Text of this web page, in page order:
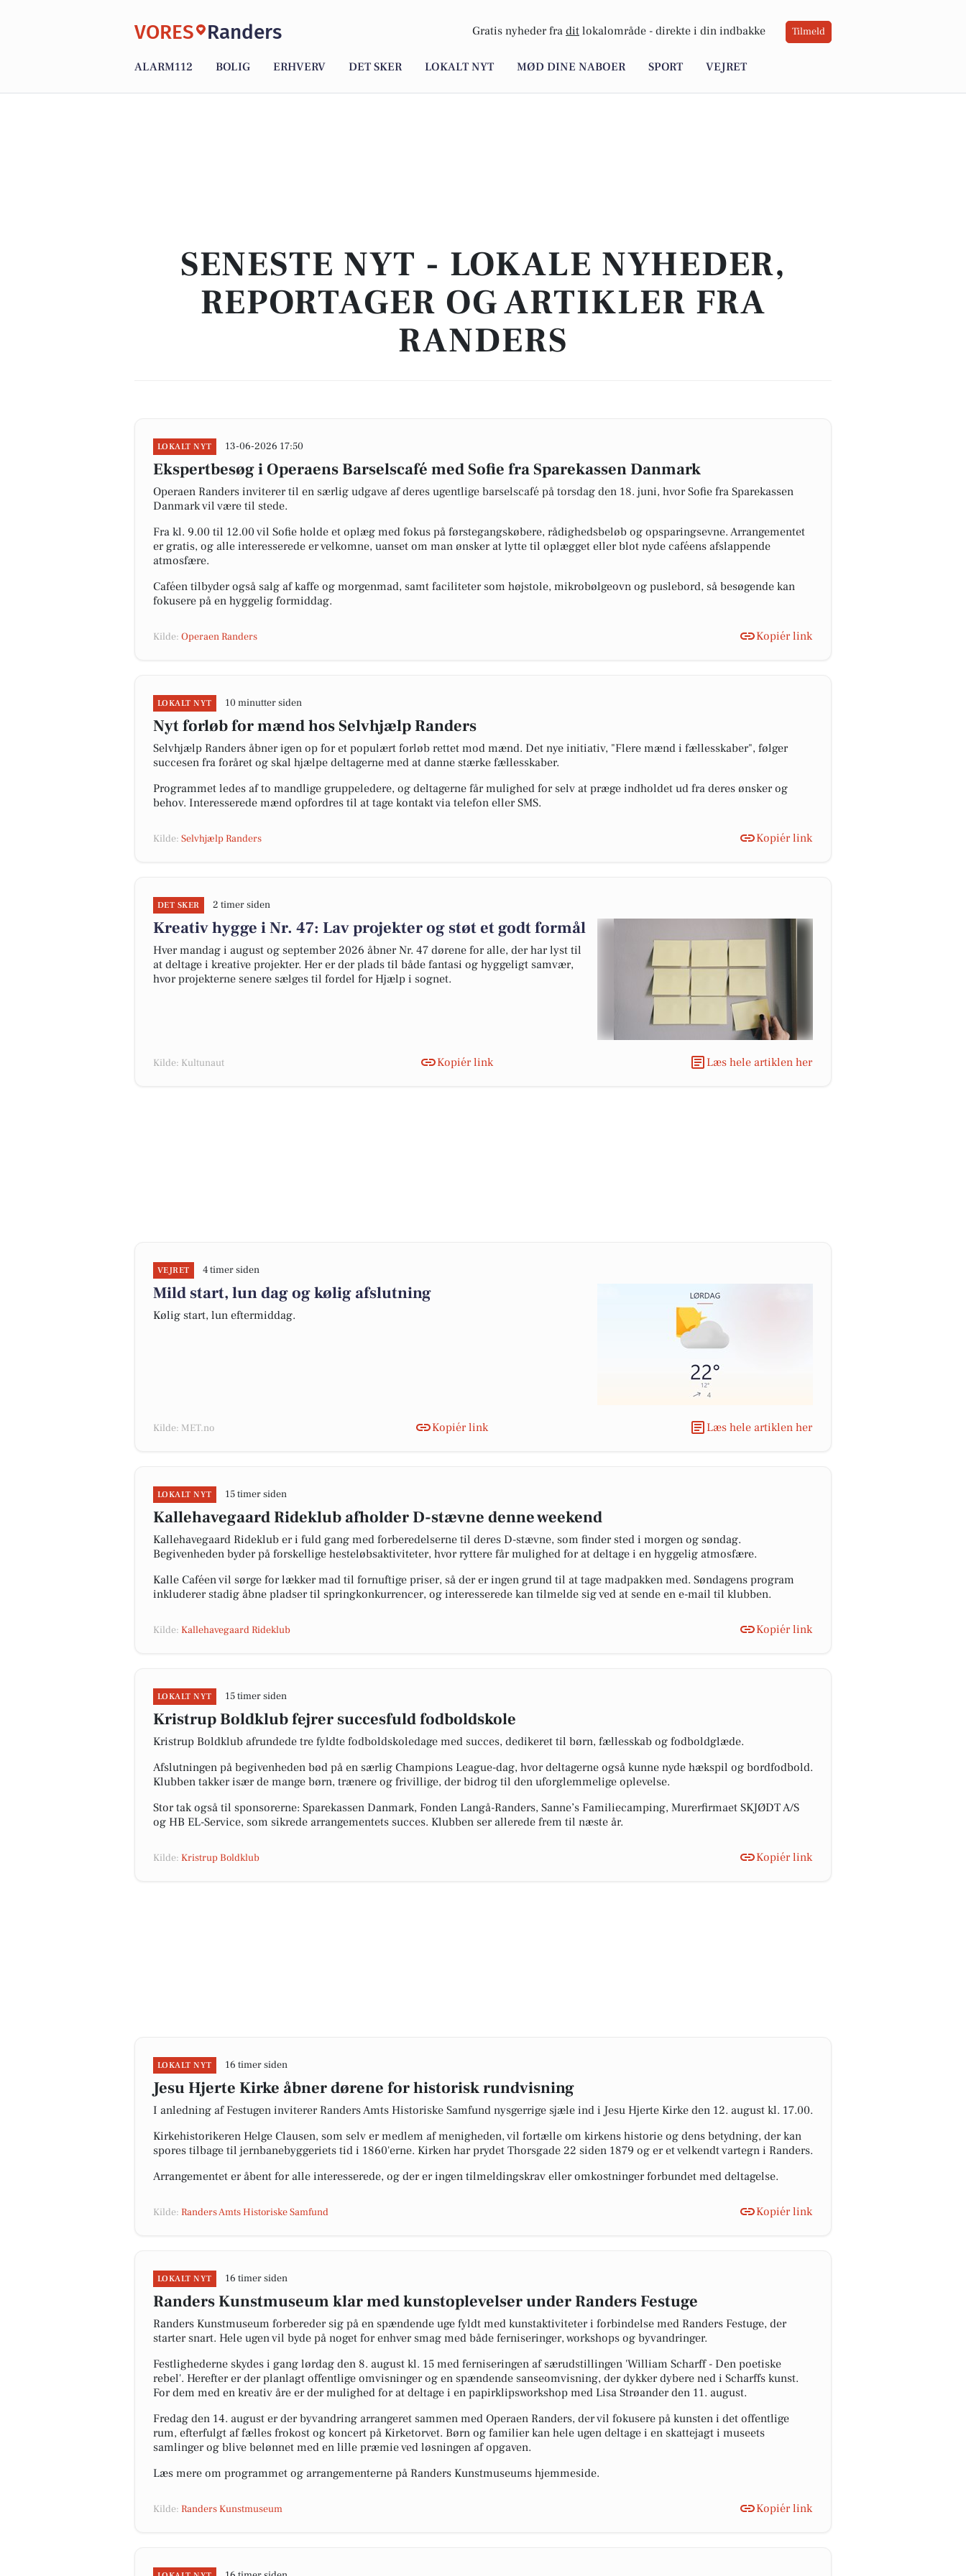
VORES Randers Gratis nyheder fra dit lokalområde - direkte i din indbakke Tilmeld
ALARM112 BOLIG ERHVERV DET SKER LOKALT NYT MØD DINE NABOER SPORT VEJRET
SENESTE NYT - LOKALE NYHEDER,
REPORTAGER OG ARTIKLER FRA
RANDERS
LOKALT NYT 13-06-2026 17:50
Ekspertbesøg i Operaens Barselscafé med Sofie fra Sparekassen Danmark
Operaen Randers inviterer til en særlig udgave af deres ugentlige barselscafé på torsdag den 18. juni, hvor Sofie fra Sparekassen
Danmark vil være til stede.
Fra kl. 9.00 til 12.00 vil Sofie holde et oplæg med fokus på førstegangskøbere, rådighedsbeløb og opsparingsevne. Arrangementet
er gratis, og alle interesserede er velkomne, uanset om man ønsker at lytte til oplægget eller blot nyde caféens afslappende
atmosfære.
Caféen tilbyder også salg af kaffe og morgenmad, samt faciliteter som højstole, mikrobølgeovn og puslebord, så besøgende kan
fokusere på en hyggelig formiddag.
Kilde: Operaen Randers Kopiér link
LOKALT NYT 10 minutter siden
Nyt forløb for mænd hos Selvhjælp Randers
Selvhjælp Randers åbner igen op for et populært forløb rettet mod mænd. Det nye initiativ, "Flere mænd i fællesskaber", følger
succesen fra foråret og skal hjælpe deltagerne med at danne stærke fællesskaber.
Programmet ledes af to mandlige gruppeledere, og deltagerne får mulighed for selv at præge indholdet ud fra deres ønsker og
behov. Interesserede mænd opfordres til at tage kontakt via telefon eller SMS.
Kilde: Selvhjælp Randers Kopiér link
DET SKER 2 timer siden
Kreativ hygge i Nr. 47: Lav projekter og støt et godt formål
Hver mandag i august og september 2026 åbner Nr. 47 dørene for alle, der har lyst til
at deltage i kreative projekter. Her er der plads til både fantasi og hyggeligt samvær,
hvor projekterne senere sælges til fordel for Hjælp i sognet.
Kilde: Kultunaut Kopiér link Læs hele artiklen her
VEJRET 4 timer siden
Mild start, lun dag og kølig afslutning
Kølig start, lun eftermiddag.
Kilde: MET.no Kopiér link Læs hele artiklen her
LOKALT NYT 15 timer siden
Kallehavegaard Rideklub afholder D-stævne denne weekend
Kallehavegaard Rideklub er i fuld gang med forberedelserne til deres D-stævne, som finder sted i morgen og søndag.
Begivenheden byder på forskellige hesteløbsaktiviteter, hvor ryttere får mulighed for at deltage i en hyggelig atmosfære.
Kalle Caféen vil sørge for lækker mad til fornuftige priser, så der er ingen grund til at tage madpakken med. Søndagens program
inkluderer stadig åbne pladser til springkonkurrencer, og interesserede kan tilmelde sig ved at sende en e-mail til klubben.
Kilde: Kallehavegaard Rideklub Kopiér link
LOKALT NYT 15 timer siden
Kristrup Boldklub fejrer succesfuld fodboldskole
Kristrup Boldklub afrundede tre fyldte fodboldskoledage med succes, dedikeret til børn, fællesskab og fodboldglæde.
Afslutningen på begivenheden bød på en særlig Champions League-dag, hvor deltagerne også kunne nyde hækspil og bordfodbold.
Klubben takker især de mange børn, trænere og frivillige, der bidrog til den uforglemmelige oplevelse.
Stor tak også til sponsorerne: Sparekassen Danmark, Fonden Langå-Randers, Sanne’s Familiecamping, Murerfirmaet SKJØDT A/S
og HB EL-Service, som sikrede arrangementets succes. Klubben ser allerede frem til næste år.
Kilde: Kristrup Boldklub Kopiér link
LOKALT NYT 16 timer siden
Jesu Hjerte Kirke åbner dørene for historisk rundvisning
I anledning af Festugen inviterer Randers Amts Historiske Samfund nysgerrige sjæle ind i Jesu Hjerte Kirke den 12. august kl. 17.00.
Kirkehistorikeren Helge Clausen, som selv er medlem af menigheden, vil fortælle om kirkens historie og dens betydning, der kan
spores tilbage til jernbanebyggeriets tid i 1860'erne. Kirken har prydet Thorsgade 22 siden 1879 og er et velkendt vartegn i Randers.
Arrangementet er åbent for alle interesserede, og der er ingen tilmeldingskrav eller omkostninger forbundet med deltagelse.
Kilde: Randers Amts Historiske Samfund Kopiér link
LOKALT NYT 16 timer siden
Randers Kunstmuseum klar med kunstoplevelser under Randers Festuge
Randers Kunstmuseum forbereder sig på en spændende uge fyldt med kunstaktiviteter i forbindelse med Randers Festuge, der
starter snart. Hele ugen vil byde på noget for enhver smag med både ferniseringer, workshops og byvandringer.
Festlighederne skydes i gang lørdag den 8. august kl. 15 med ferniseringen af særudstillingen 'William Scharff - Den poetiske
rebel'. Herefter er der planlagt offentlige omvisninger og en spændende sanseomvisning, der dykker dybere ned i Scharffs kunst.
For dem med en kreativ åre er der mulighed for at deltage i en papirklipsworkshop med Lisa Strøander den 11. august.
Fredag den 14. august er der byvandring arrangeret sammen med Operaen Randers, der vil fokusere på kunsten i det offentlige
rum, efterfulgt af fælles frokost og koncert på Kirketorvet. Børn og familier kan hele ugen deltage i en skattejagt i museets
samlinger og blive belønnet med en lille præmie ved løsningen af opgaven.
Læs mere om programmet og arrangementerne på Randers Kunstmuseums hjemmeside.
Kilde: Randers Kunstmuseum Kopiér link